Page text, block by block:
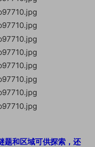
题和区域可供探索，还